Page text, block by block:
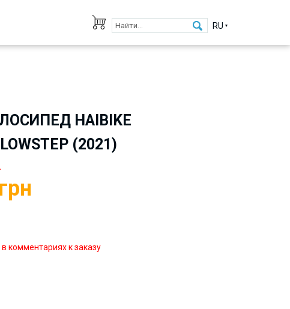
RU
HAIBIKE
(2021)
грн
комментариях к заказу